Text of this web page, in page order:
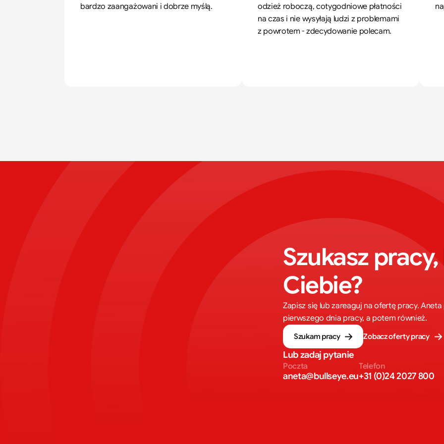
bardzo zaangażowani i dobrze myślą.
odzież roboczą, cotygodniowe płatności
na czas i nie wysyłają ludzi z problemami
z powrotem - zdecydowanie polecam.
Szukasz
Ciebie?
Zapisz się lub zareaguj na ofertę pracy.
pierwszego dnia pracy, a potem również.
Szukam pracy Zobacz oferty pracy
Lub zadaj pytanie
Poczta
aneta@bullseye.eu
Telefon
+31 (0)24 2027 800